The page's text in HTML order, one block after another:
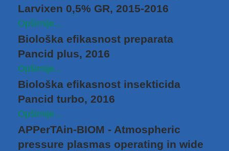
Larvixen 0,5% GR, 2015-2016
Opširnije...
Biološka efikasnost preparata
Pancid plus, 2016
Opširnije...
Biološka efikasnost insekticida
Pancid turbo, 2016
Opširnije...
APPerTAin-BIOM - Atmospheric
pressure plasmas operating in wide